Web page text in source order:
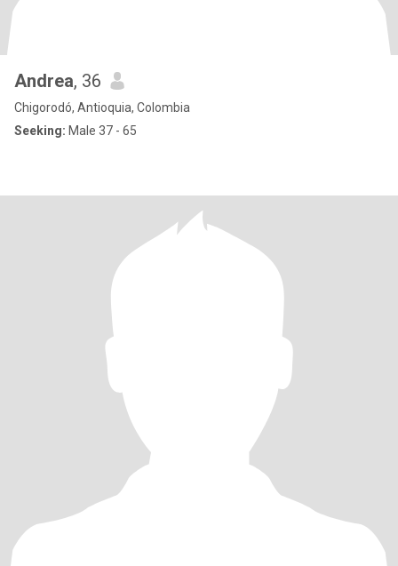
Andrea, 36
Chigorodó, Antioquia, Colombia
Seeking: Male 37 - 65